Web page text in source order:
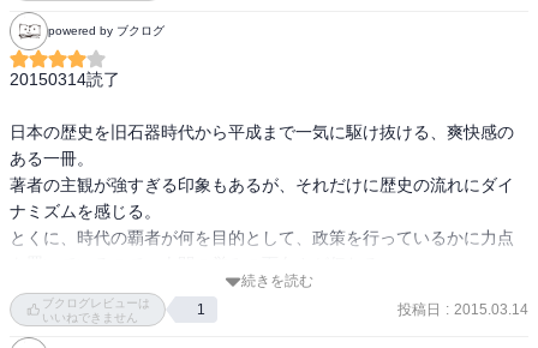
でしょうか。でも、この本を読むのなら、歴
史漫画を読むほうが面白いように思います。
ーーーーー
powered by ブクログ
20150314読了
日本の歴史を旧石器時代から平成まで一気に駆け抜ける、爽快感の
ある一冊。
著者の主観が強すぎる印象もあるが、それだけに歴史の流れにダイ
ナミズムを感じる。
とくに、時代の覇者が何を目的として、政策を行っているかに力点
もちろん、あくまでも流れを押さえるための本なので細かい部分は
漏れているだろうが、歴史に面白さを見つける初めの一歩として進
めたい一冊
続きを読む
ブクログレビューは
いいねできません
1 投稿日 : 2015.03.14